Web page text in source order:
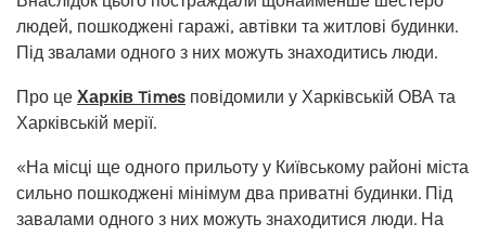
людей, пошкоджені гаражі, автівки та житлові будинки.
Під звалами одного з них можуть знаходитись люди.
Про це Харків Times повідомили у Харківській ОВА та
Харківській мерії.
«На місці ще одного прильоту у Київському районі міста
сильно пошкоджені мінімум два приватні будинки. Під
завалами одного з них можуть знаходитися люди. На